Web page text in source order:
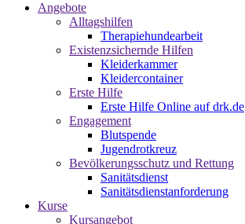
Angebote
Alltagshilfen
Therapiehundearbeit
Existenzsichernde Hilfen
Kleiderkammer
Kleidercontainer
Erste Hilfe
Erste Hilfe Online auf drk.de
Engagement
Blutspende
Jugendrotkreuz
Bevölkerungsschutz und Rettung
Sanitätsdienst
Sanitätsdienstanforderung
Kurse
Kursangebot